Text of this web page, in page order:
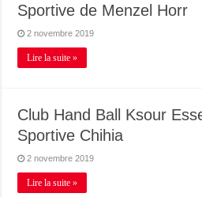
Sportive de Menzel Horr
2 novembre 2019
Lire la suite »
Club Hand Ball Ksour
Sportive Chihia
2 novembre 2019
Lire la suite »